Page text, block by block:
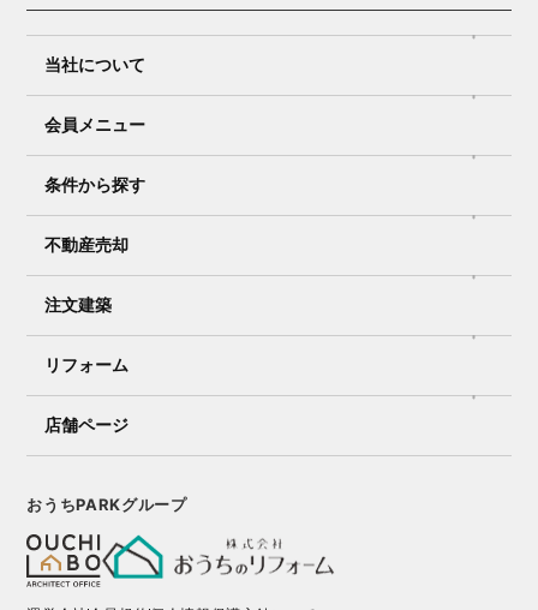
当社について
会員メニュー
条件から探す
不動産売却
注文建築
リフォーム
店舗ページ
おうちPARKグループ